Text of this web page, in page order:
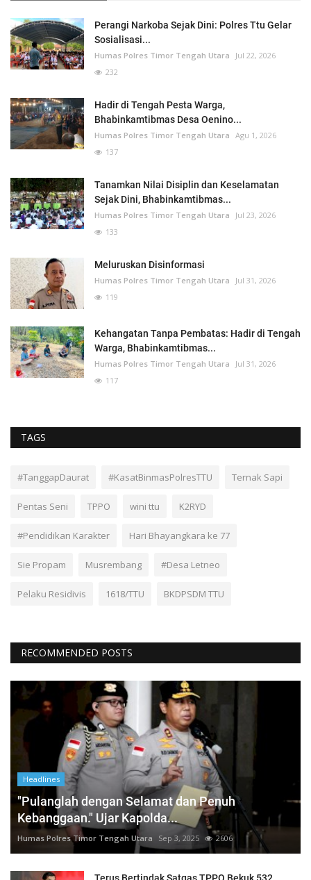
Perangi Narkoba Sejak Dini: Polres Ttu Gelar
Sosialisasi...
Humas Polres Timor Tengah Utara
Jul 22, 2026
232
Hadir di Tengah Pesta Warga,
Bhabinkamtibmas Desa Oenino...
Humas Polres Timor Tengah Utara Agu 1, 2026
137
Tanamkan Nilai Disiplin dan Keselamatan
Sejak Dini, Bhabinkamtibmas...
Humas Polres Timor Tengah Utara
Jul 23, 2026
133
Meluruskan Disinformasi
Humas Polres Timor Tengah Utara
Jul 31, 2026
119
Kehangatan Tanpa Pembatas: Hadir di Tengah
Warga, Bhabinkamtibmas...
Humas Polres Timor Tengah Utara
Jul 31, 2026
117
TAGS
#TanggapDaurat #KasatBinmasPolresTTU Ternak Sapi
Pentas Seni TPPO wini ttu K2RYD
#Pendidikan Karakter Hari Bhayangkara ke 77
Sie Propam Musrembang #Desa Letneo
Pelaku Residivis 1618/TTU BKDPSDM TTU
RECOMMENDED POSTS
Headlines
"Pulanglah dengan Selamat dan Penuh
Kebanggaan." Ujar Kapolda...
Humas Polres Timor Tengah Utara Sep 3, 2025 2606
Terus Bertindak Satgas TPPO Bekuk 532